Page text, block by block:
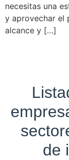
necesitas una
y aprovechar el
alcance y […]
de